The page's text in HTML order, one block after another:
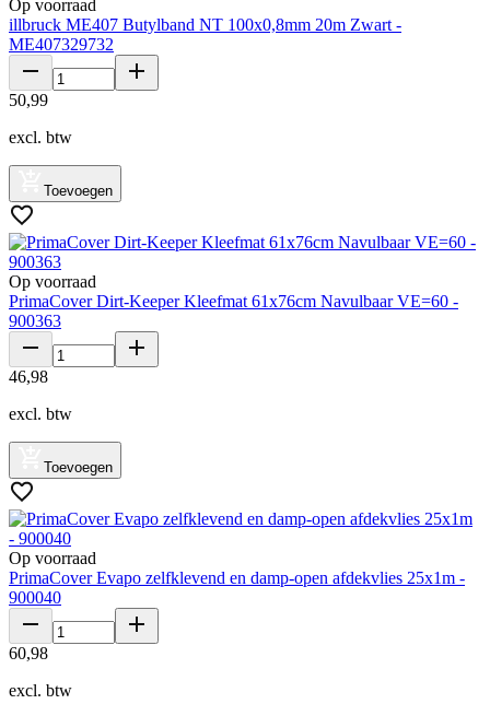
Op voorraad
illbruck ME407 Butylband NT 100x0,8mm 20m Zwart -
ME407329732
50,99
excl. btw
Toevoegen
Op voorraad
PrimaCover Dirt-Keeper Kleefmat 61x76cm Navulbaar VE=60 -
900363
46,98
excl. btw
Toevoegen
Op voorraad
PrimaCover Evapo zelfklevend en damp-open afdekvlies 25x1m -
900040
60,98
excl. btw